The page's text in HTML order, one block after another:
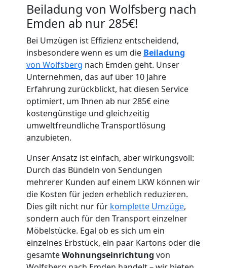
Beiladung von Wolfsberg nach
Emden ab nur 285€!
Bei Umzügen ist Effizienz entscheidend,
insbesondere wenn es um die Beiladung
von Wolfsberg nach Emden geht. Unser
Unternehmen, das auf über 10 Jahre
Erfahrung zurückblickt, hat diesen Service
optimiert, um Ihnen ab nur 285€ eine
kostengünstige und gleichzeitig
umweltfreundliche Transportlösung
anzubieten.
Unser Ansatz ist einfach, aber wirkungsvoll:
Durch das Bündeln von Sendungen
mehrerer Kunden auf einem LKW können wir
die Kosten für jeden erheblich reduzieren.
Dies gilt nicht nur für komplette Umzüge,
sondern auch für den Transport einzelner
Möbelstücke. Egal ob es sich um ein
einzelnes Erbstück, ein paar Kartons oder die
gesamteWohnungseinrichtung von
Umzugshelfer
Wolfsberg
Möbeltaxi
Wolfsberg
Kleintransport
Wolfsberg